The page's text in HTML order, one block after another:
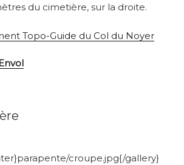
du cimetière, sur la droite.
Topo-Guide du Col du Noyer
croupe.jpg{/gallery}